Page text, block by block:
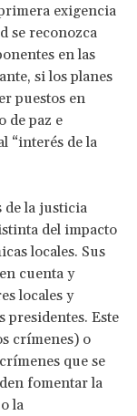
exigencia
se reconozca
en las
si los planes
puestos en
de paz e
“interés de la
de la justicia
del impacto
locales. Sus
cuenta y
locales y
presidentes. Este
crímenes) o
que se
fomentar la
la